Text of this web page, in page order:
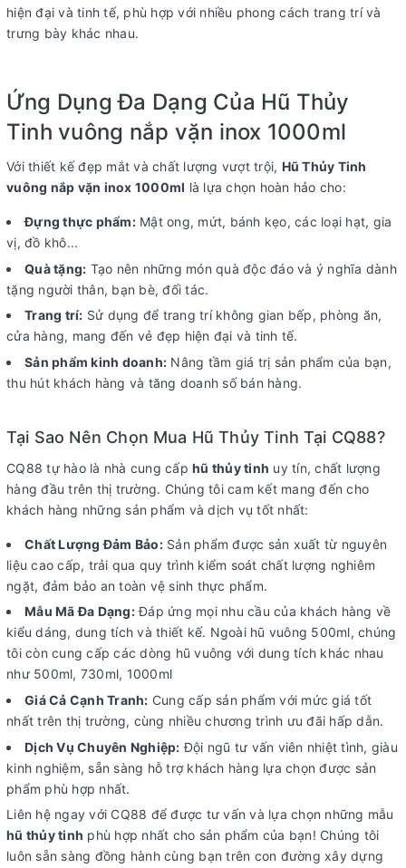
hiện đại và tinh tế, phù hợp với nhiều phong cách trang trí và
trưng bày khác nhau.
Ứng Dụng Đa Dạng Của Hũ Thủy
Tinh vuông nắp vặn inox 1000ml
Với thiết kế đẹp mắt và chất lượng vượt trội, Hũ Thủy Tinh
vuông nắp vặn inox 1000ml là lựa chọn hoàn hảo cho:
Đựng thực phẩm:Mật ong, mứt, bánh kẹo, các loại hạt, gia
vị, đồ khô...
Quà tặng: Tạo nên những món quà độc đáo và ý nghĩa dành
tặng người thân, bạn bè, đối tác.
Trang trí: Sử dụng để trang trí không gian bếp, phòng ăn,
cửa hàng, mang đến vẻ đẹp hiện đại và tinh tế.
Sản phẩm kinh doanh: Nâng tầm giá trị sản phẩm của bạn,
thu hút khách hàng và tăng doanh số bán hàng.
Tại Sao Nên Chọn Mua Hũ Thủy Tinh Tại CQ88?
CQ88 tự hào là nhà cung cấp hũ thủy tinh uy tín, chất lượng
hàng đầu trên thị trường. Chúng tôi cam kết mang đến cho
khách hàng những sản phẩm và dịch vụ tốt nhất:
Chất Lượng Đảm Bảo:Sản phẩm được sản xuất từ nguyên
liệu cao cấp, trải qua quy trình kiểm soát chất lượng nghiêm
ngặt, đảm bảo an toàn vệ sinh thực phẩm.
Mẫu Mã Đa Dạng:Đáp ứng mọi nhu cầu của khách hàng về
kiểu dáng, dung tích và thiết kế. Ngoài hũ vuông 500ml, chúng
tôi còn cung cấp các dòng hũ vuông với dung tích khác nhau
như 500ml, 730ml, 1000ml
Giá Cả Cạnh Tranh: Cung cấp sản phẩm với mức giá tốt
nhất trên thị trường, cùng nhiều chương trình ưu đãi hấp dẫn.
Dịch Vụ Chuyên Nghiệp: Đội ngũ tư vấn viên nhiệt tình, giàu
kinh nghiệm, sẵn sàng hỗ trợ khách hàng lựa chọn được sản
phẩm phù hợp nhất.
Liên hệ ngay với CQ88 để được tư vấn và lựa chọn những mẫu
hũ thủy tinh phù hợp nhất cho sản phẩm của bạn! Chúng tôi
luôn sẵn sàng đồng hành cùng bạn trên con đường xây dựng